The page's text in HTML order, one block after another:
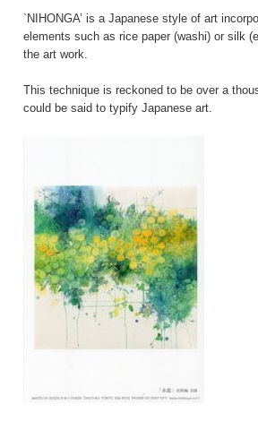
`NIHONGA’ is a Japanese style of art
elements such as rice paper (washi) or silk
the art work.
This technique is reckoned to be over a
could be said to typify Japanese art.